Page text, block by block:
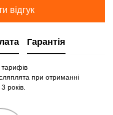
відгук
Гарантія
при отриманні
років.